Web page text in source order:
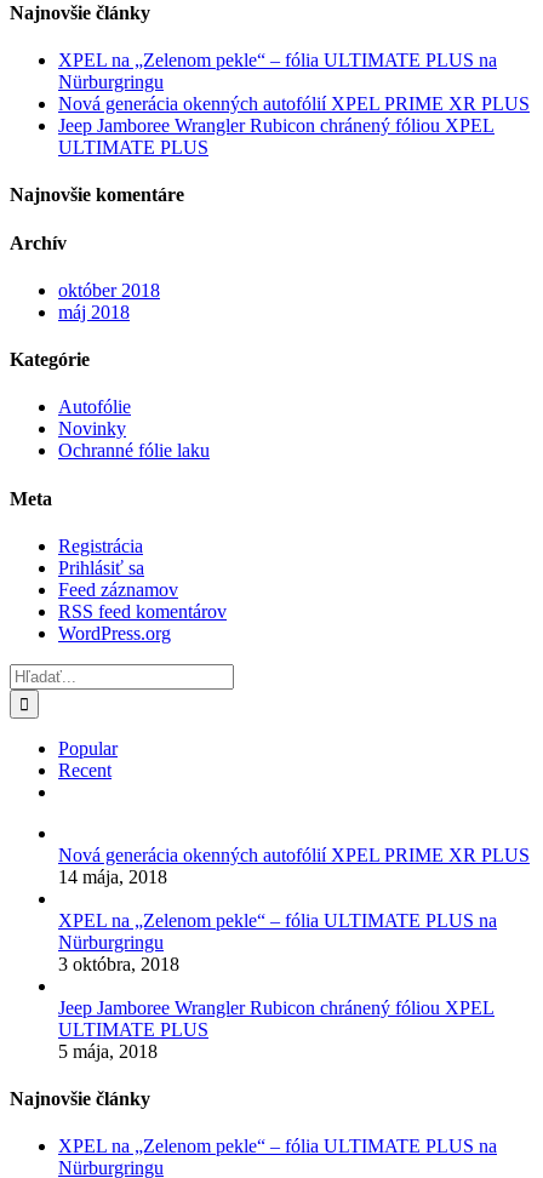
Najnovšie články
XPEL na „Zelenom pekle“ – fólia ULTIMATE PLUS na
Nürburgringu
Nová generácia okenných autofólií XPEL PRIME XR PLUS
Jeep Jamboree Wrangler Rubicon chránený fóliou XPEL
ULTIMATE PLUS
Najnovšie komentáre
Archív
október 2018
máj 2018
Kategórie
Autofólie
Novinky
Ochranné fólie laku
Meta
Registrácia
Prihlásiť sa
Feed záznamov
RSS feed komentárov
WordPress.org
Hľadať:
Popular
Recent
Nová generácia okenných autofólií XPEL PRIME XR PLUS
14 mája, 2018
XPEL na „Zelenom pekle“ – fólia ULTIMATE PLUS na
Nürburgringu
3 októbra, 2018
Jeep Jamboree Wrangler Rubicon chránený fóliou XPEL
ULTIMATE PLUS
5 mája, 2018
Najnovšie články
XPEL na „Zelenom pekle“ – fólia ULTIMATE PLUS na
Nürburgringu